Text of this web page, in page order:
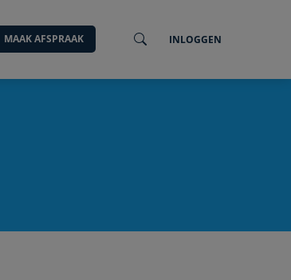
MAAK AFSPRAAK INLOGGEN